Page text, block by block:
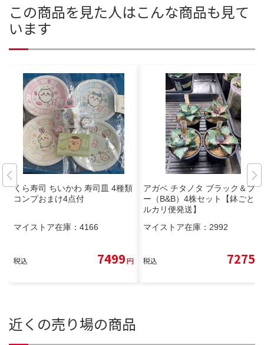
この商品を見た人はこんな商品も見て
います
くら寿司 ちいかわ 寿司皿 4種類
コンプおまけ4点付
マイストア在庫： 4166
税込 7499円
アガベ チタノタ ブラック＆ブル
ー（B&B）4株セット【鉢ごとメ
ルカリ便発送】
マイストア在庫： 2992
税込 7275
近くの売り場の商品